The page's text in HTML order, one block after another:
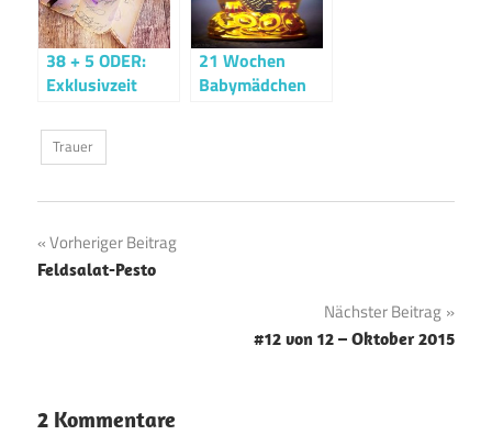
38 + 5 ODER:
Exklusivzeit
21 Wochen
Babymädchen
Trauer
Beitragsnavigation
Vorheriger Beitrag
Feldsalat-Pesto
Nächster Beitrag
#12 von 12 – Oktober 2015
2 Kommentare